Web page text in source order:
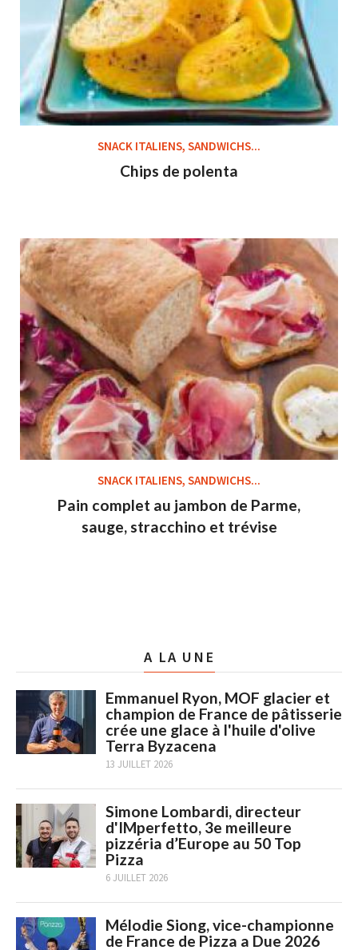
SNACK ITALIENS, SANDWICHS...
Chips de polenta
SNACK ITALIENS, SANDWICHS...
Pain complet au jambon de Parme,
sauge, stracchino et trévise
A LA UNE
Emmanuel Ryon, MOF glacier et
champion de France de pâtisserie
crée une glace à l'huile d'olive
Terra Byzacena
13 JUILLET 2026
Simone Lombardi, directeur
d'IMperfetto, 3e meilleure
pizzéria d’Europe au 50 Top
Pizza
6 JUILLET 2026
Mélodie Siong, vice-championne
de France de Pizza a Due 2026